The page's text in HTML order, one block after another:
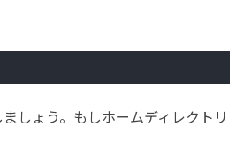
しょう。もしホームディレクトリ